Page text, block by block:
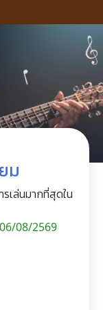
ม
เล่นมากที่สุดใน
08/2569